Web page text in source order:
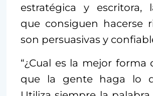
estratégica y escritora,
que consiguen hacerse
son persuasivas y
“¿Cual es la mejor forma
que la gente haga lo